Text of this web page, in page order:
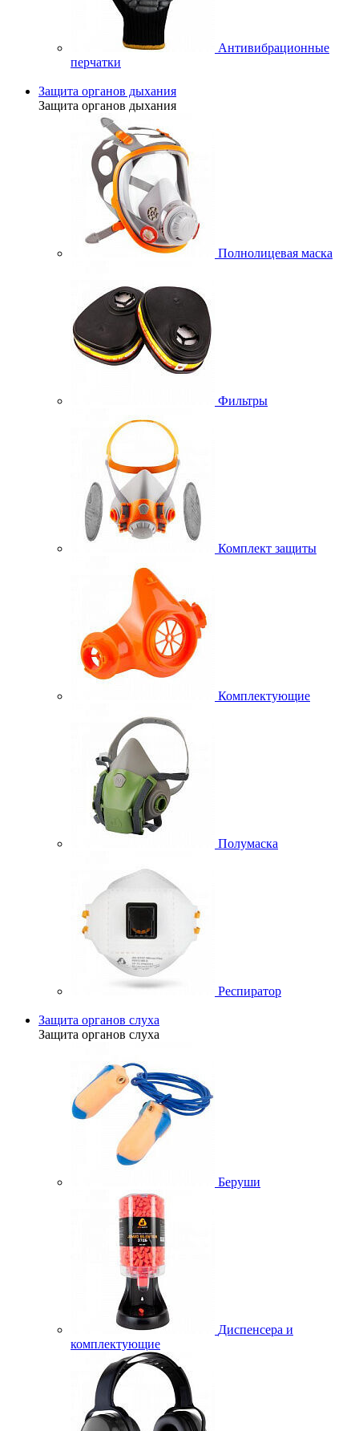
Антивибрационные
перчатки
Защита органов дыхания
Защита органов дыхания
Полнолицевая маска
Фильтры
Комплект защиты
Комплектующие
Полумаска
Респиратор
Защита органов слуха
Защита органов слуха
Беруши
Диспенсера и
комплектующие